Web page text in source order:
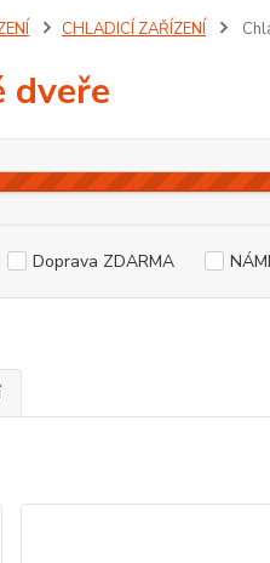
CHLADICÍ ZAŘÍZENÍ
dveře
Doprava ZDARMA